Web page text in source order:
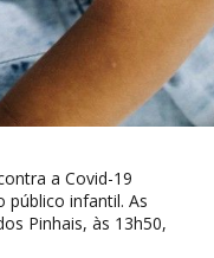
a Covid-19
público infantil. As
Pinhais, às 13h50,